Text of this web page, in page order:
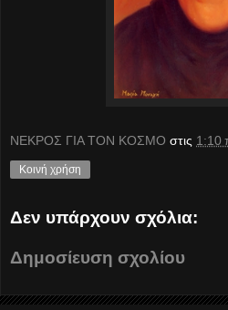
ΝΕΚΡΟΣ ΓΙΑ ΤΟΝ ΚΟΣΜΟ στις 1:10
Κοινή χρήση
Δεν υπάρχουν σχόλια:
Δημοσίευση σχολίου